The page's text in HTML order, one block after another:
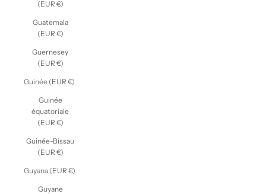
(EUR €)
Guatemala
(EUR €)
Guernesey
(EUR €)
Guinée (EUR €)
Guinée
équatoriale
(EUR €)
Guinée-Bissau
(EUR €)
Guyana (EUR €)
Guyane